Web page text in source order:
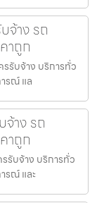
จ้าง รถ
าถูก
รรับจ้าง บริการทั่ว
รณ์ แล
าง รถ
าถูก
รับจ้าง บริการทั่ว
รณ์ และ